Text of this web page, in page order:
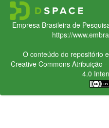
Empresa Brasileira de
https://
O conteúdo do repositório
Creative CommonsAtribuição -
4.0